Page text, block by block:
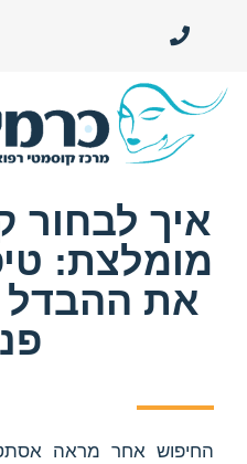
איך לבחור
מומלצת:
את ההבדל
החיפוש אחר מראה